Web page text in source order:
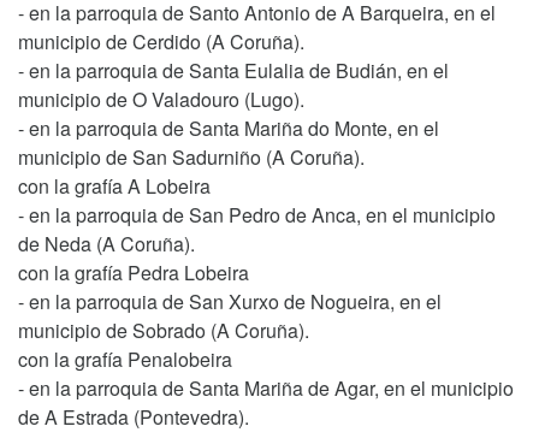
- en la parroquia de Santo Antonio de A Barqueira, en el
municipio de Cerdido (A Coruña).
- en la parroquia de Santa Eulalia de Budián, en el
municipio de O Valadouro (Lugo).
- en la parroquia de Santa Mariña do Monte, en el
municipio de San Sadurniño (A Coruña).
con la grafía A Lobeira
- en la parroquia de San Pedro de Anca, en el municipio
de Neda (A Coruña).
con la grafía Pedra Lobeira
- en la parroquia de San Xurxo de Nogueira, en el
municipio de Sobrado (A Coruña).
con la grafía Penalobeira
- en la parroquia de Santa Mariña de Agar, en el municipio
de A Estrada (Pontevedra).